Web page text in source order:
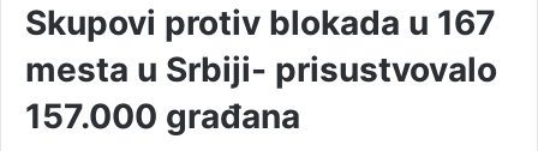
Skupovi protiv blokada u 167
mesta u Srbiji- prisustvovalo
157.000 građana